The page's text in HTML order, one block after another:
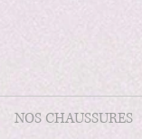
NOS CHAUSSURES